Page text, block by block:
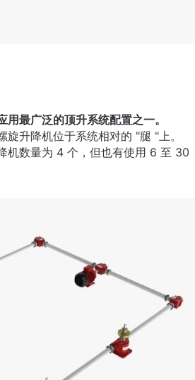
最广泛的顶升系统配置之一。
旋升降机位于系统相对的 "腿 "上。
机数量为 4 个，但也有使用 6 至 30